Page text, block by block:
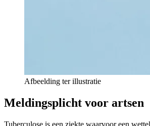
Afbeelding ter illustratie
Meldingsplicht voor artsen
Tuberculose is een ziekte waarvoor een